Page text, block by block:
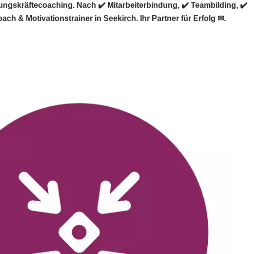
Nach ✔️ Mitarbeiterbindung, ✔️ Teambilding, ✔️
& Motivationstrainer in Seekirch. Ihr Partner für Erfolg ✉.